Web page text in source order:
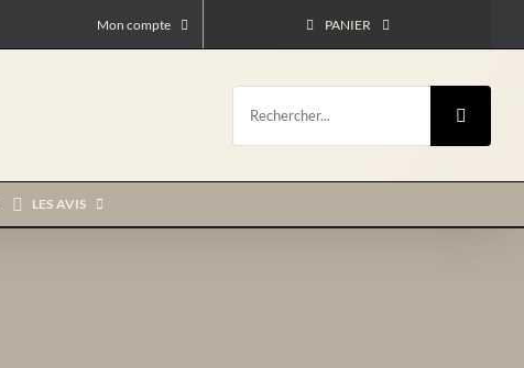
Mon compte PANIER
Rechercher:
LES AVIS